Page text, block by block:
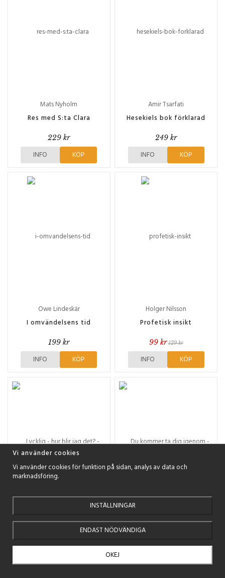
Mats Nyholm
Res med S:ta Clara
229 kr
INFO KÖP
Amir Tsarfati
Hesekiels bok förklarad
249 kr
INFO KÖP
Owe Lindeskär
I omvändelsens tid
199 kr
INFO KÖP
Holger Nilsson
Profetisk insikt
99 kr 129 kr
INFO KÖP
Lycklig - hur blir jag det? -
0 kr
INFO
Du kommer ta dig igenom -
0 kr
INFO
Vi använder cookies
Vi använder cookies för funktion på sidan, analys av data och
marknadsföring.
INSTÄLLNINGAR
ENDAST NÖDVÄNDIGA
OKEJ